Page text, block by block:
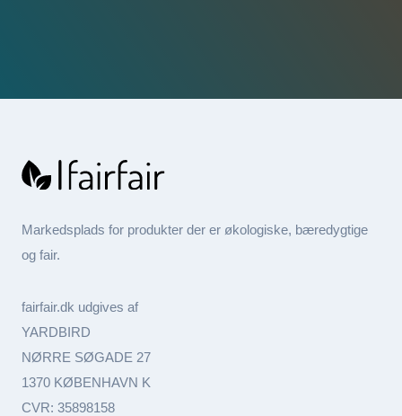
Markedsplads for produkter der er økologiske, bæredygtige
og fair.
fairfair.dk udgives af
YARDBIRD
NØRRE SØGADE 27
1370 KØBENHAVN K
CVR: 35898158